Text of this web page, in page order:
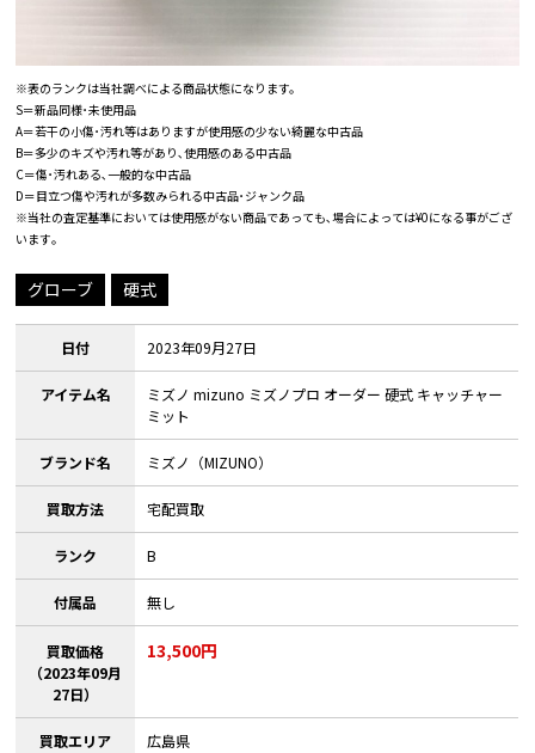
※表のランクは当社調べによる商品状態になります。
S＝新品同様･未使用品
A＝若干の小傷･汚れ等はありますが使用感の少ない綺麗な中古品
B＝多少のキズや汚れ等があり､使用感のある中古品
C＝傷･汚れある､一般的な中古品
D＝目立つ傷や汚れが多数みられる中古品･ジャンク品
※当社の査定基準においては使用感がない商品であっても､場合によっては¥0になる事がござ
います｡
グローブ 硬式
日付 2023年09月27日
アイテム名
ミズノ mizuno ミズノプロ オーダー 硬式 キャッチャー
ミット
ブランド名 ミズノ（MIZUNO）
買取方法 宅配買取
ランク B
付属品 無し
買取価格
（2023年09月
27日）
13,500円
買取エリア 広島県